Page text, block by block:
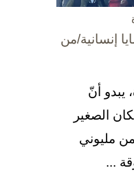
إنسانية/من
أنّ
الصغير
مليوني
...